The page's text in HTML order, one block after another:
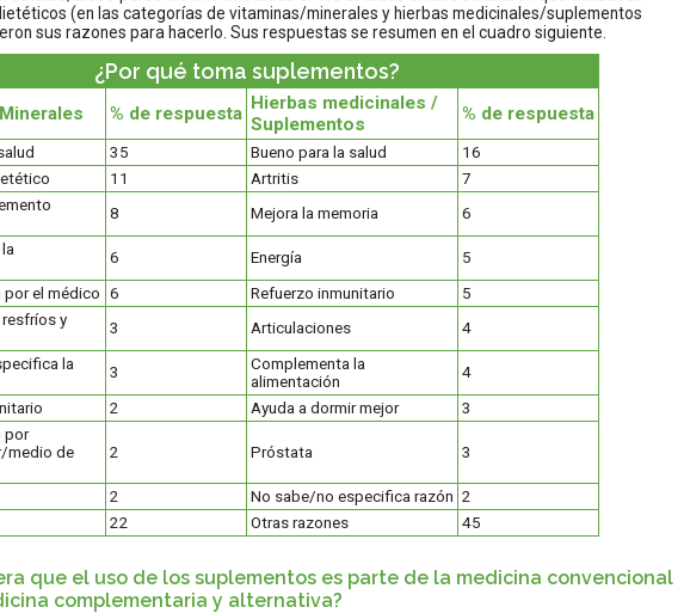
(en las categorías de vitaminas/minerales y hierbas medicinales/suplementos
sus razones para hacerlo. Sus respuestas se resumen en el cuadro siguiente.
¿Por qué toma suplementos?
% de respuesta Hierbas medicinales /
Suplementos
% de respuesta
35 Bueno para la salud
16
11 Artritis
7
8 Mejora la memoria
6
6 Energía
5
por el médico
6 Refuerzo inmunitario
5
y
3 Articulaciones
4
la
3
Complementa la
alimentación
4
2 Ayuda a dormir mejor
3
por
medio de
2 Próstata 3
2 No sabe/no especifica razón 2
22 Otras razones 45
que el uso de los suplementos es parte de la medicina convencional
complementaria y alternativa?